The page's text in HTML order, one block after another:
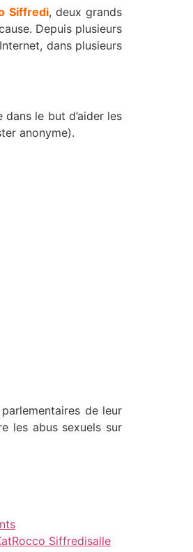
Siffredi, deux grands
Depuis plusieurs
dans plusieurs
le but d’aider les
anonyme).
de leur
les abus sexuels sur
Rocco Siffredisalle